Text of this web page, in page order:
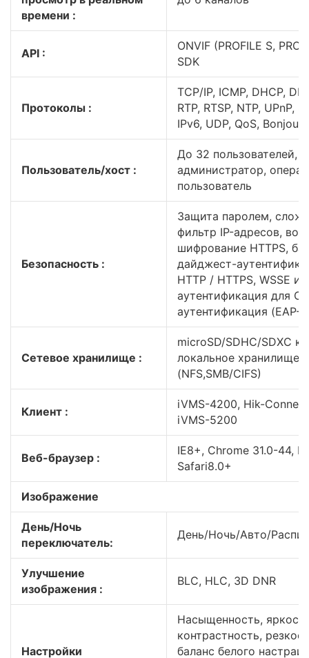
времени :
API :
ONVIF (PROFILE S,
SDK
Протоколы :
TCP/IP, ICMP, DHCP,
RTP, RTSP, NTP, UPnP,
IPv6, UDP, QoS, Bonjour
Пользователь/хост :
До 32 пользователей,
администратор,
пользователь
Безопасность :
Защита паролем,
фильтр IP-адресов,
шифрование HTTPS,
дайджест-
HTTP / HTTPS, WSSE и
аутентификация для
аутентификация (EAP-
Сетевое хранилище :
microSD/SDHC/SDXC
локальное хранилище,
(NFS,SMB/CIFS)
Клиент :
iVMS-4200, Hik-
iVMS-5200
Веб-браузер :
IE8+, Chrome 31.0-44,
Safari8.0+
Изображение
День/Ночь
переключатель:
День/Ночь/Авто/
Улучшение
изображения :
BLC, HLC, 3D DNR
Настройки
Насыщенность,
контрастность,
баланс белого